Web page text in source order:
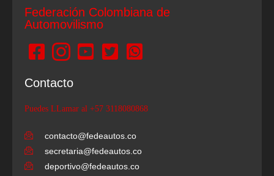
Federación Colombiana de
Automovilismo
Contacto
Puedes LLamar al +57 3118080868
contacto@fedeautos.co
secretaria@fedeautos.co
deportivo@fedeautos.co